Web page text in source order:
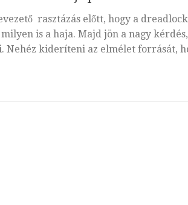
rasztázás előtt, hogy a
is a haja. Majd jön a nagy
Nehéz kideríteni az elmélet forrását,